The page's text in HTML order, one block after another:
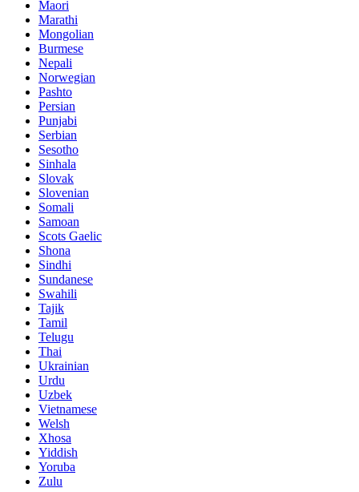
Maori
Marathi
Mongolian
Burmese
Nepali
Norwegian
Pashto
Persian
Punjabi
Serbian
Sesotho
Sinhala
Slovak
Slovenian
Somali
Samoan
Scots Gaelic
Shona
Sindhi
Sundanese
Swahili
Tajik
Tamil
Telugu
Thai
Ukrainian
Urdu
Uzbek
Vietnamese
Welsh
Xhosa
Yiddish
Yoruba
Zulu